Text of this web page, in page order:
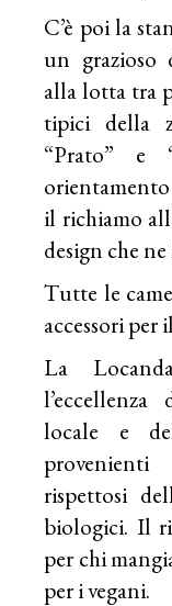
C’è poi la
un grazioso
alla lotta tra
tipici della
“Prato” e
il richiamo
design che
Tutte le
accessori per
La
locale e
rispettosi
biologici. Il
per chi
per i vegani.